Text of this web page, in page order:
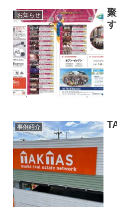
お知らせ
す
事例紹介